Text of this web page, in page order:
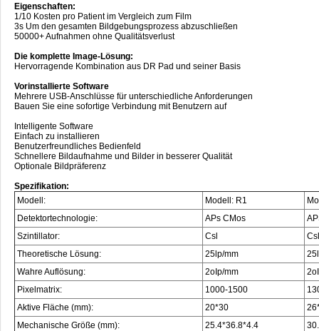
Eigenschaften:
1/10 Kosten pro Patient im Vergleich zum Film
3s Um den gesamten Bildgebungsprozess abzuschließen
50000+ Aufnahmen ohne Qualitätsverlust
Die komplette Image-Lösung:
Hervorragende Kombination aus DR Pad und seiner Basis
Vorinstallierte Software
Mehrere USB-Anschlüsse für unterschiedliche Anforderungen
Bauen Sie eine sofortige Verbindung mit Benutzern auf
Intelligente Software
Einfach zu installieren
Benutzerfreundliches Bedienfeld
Schnellere Bildaufnahme und Bilder in besserer Qualität
Optionale Bildpräferenz
Spezifikation:
Modell:
Modell: R1
Detektortechnologie:
APs CMos
Szintillator:
Csl
Csl
Theoretische Lösung:
25lp/mm
Wahre Auflösung:
2oIp/mm
Pixelmatrix:
1000-1500
Aktive Fläche (mm):
20*30
Mechanische Größe (mm):
25.4*36.8*4.4